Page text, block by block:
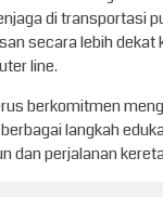
di transportasi
secara lebih
line.
berkomitmen
langkah
dan perjalanan